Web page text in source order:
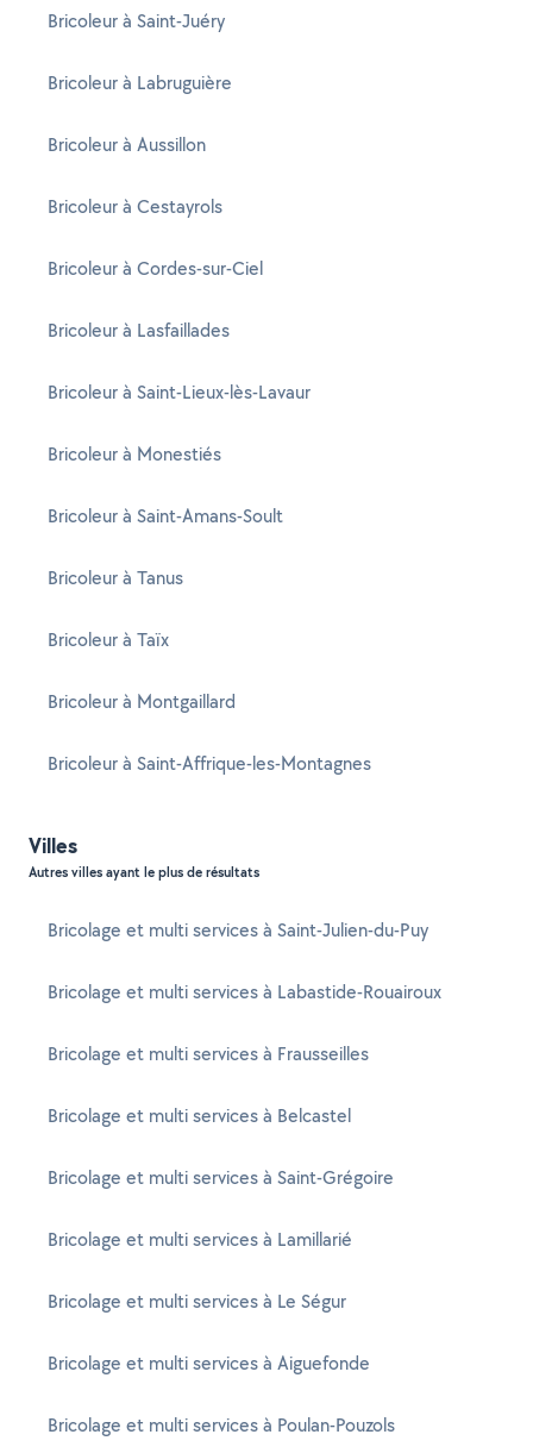
Bricoleur à Saint-Juéry
Bricoleur à Labruguière
Bricoleur à Aussillon
Bricoleur à Cestayrols
Bricoleur à Cordes-sur-Ciel
Bricoleur à Lasfaillades
Bricoleur à Saint-Lieux-lès-Lavaur
Bricoleur à Monestiés
Bricoleur à Saint-Amans-Soult
Bricoleur à Tanus
Bricoleur à Taïx
Bricoleur à Montgaillard
Bricoleur à Saint-Affrique-les-Montagnes
Villes
Autres villes ayant le plus de résultats
Bricolage et multi services à Saint-Julien-du-Puy
Bricolage et multi services à Labastide-Rouairoux
Bricolage et multi services à Frausseilles
Bricolage et multi services à Belcastel
Bricolage et multi services à Saint-Grégoire
Bricolage et multi services à Lamillarié
Bricolage et multi services à Le Ségur
Bricolage et multi services à Aiguefonde
Bricolage et multi services à Poulan-Pouzols